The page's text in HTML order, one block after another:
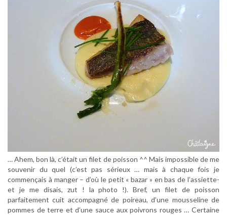
… Ahem, bon là, c’était un filet de poisson ^^ Mais impossible de me
souvenir du quel (c’est pas sérieux … mais à chaque fois je
commençais à manger – d’où le petit « bazar » en bas de l’assiette-
et je me disais, zut ! la photo !). Bref, un filet de poisson
parfaitement cuit accompagné de poireau, d’une mousseline de
pommes de terre et d’une sauce aux poivrons rouges … Certaine